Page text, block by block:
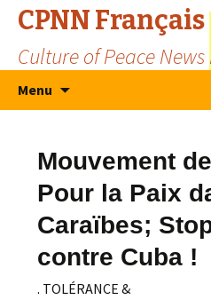
CPNN Français
Culture of Peace
Menu
Mouvement
Pour la Paix
Caraïbes;
contre Cuba !
. TOLÉRANCE &